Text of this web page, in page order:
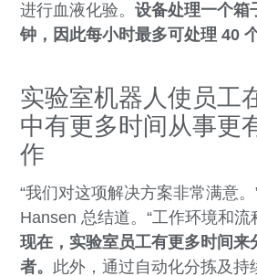
进行血液化验。设备处理一个箱
钟， 因此每小时最多可处理 40
实验室机器人使员工
中有更多时间从事更
作
“我们对这项解决方案非常满意
Hansen 总结道。“工作环境和流
现在，实验室员工有更多时间来
者。 此外，通过自动化分拣及持